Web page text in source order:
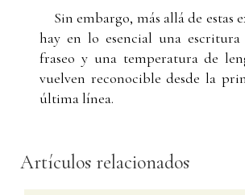
Sin embargo, más allá de estas
hay en lo esencial una
fraseo y una temperatura de
vuelven reconocible desde la
última línea.
Artículos relacionados